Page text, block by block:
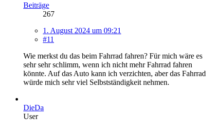
Beiträge
267
1. August 2024 um 09:21
#11
Wie merkst du das beim Fahrrad fahren? Für mich wäre es
sehr sehr schlimm, wenn ich nicht mehr Fahrrad fahren
könnte. Auf das Auto kann ich verzichten, aber das Fahrrad
würde mich sehr viel Selbstständigkeit nehmen.
DieDa
User